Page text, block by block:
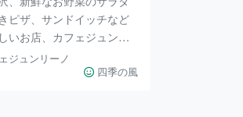
、ふと上
ピザ、サンドイッチなど
いお店、カフェジュンリ
。 森の中緑に囲まれひっ
営業しているお店です。 写
ジュンリーノ
四季の風